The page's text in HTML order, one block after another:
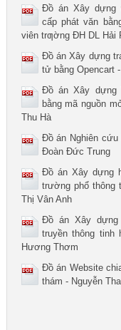
Đồ án Xây dựng
cấp phát văn
viên trƣờng ĐH DL Hải
Đồ án Xây dựng
tử bằng Opencart
Đồ án Xây dựng
bằng mã nguồn
Thu Hà
Đồ án Nghiên cứu
Đoàn Đức Trung
Đồ án Xây dựng
trường phổ thông
Thị Vân Anh
Đồ án Xây dựng
truyền thông
Hương Thơm
Đồ án Website
thám - Nguyễn